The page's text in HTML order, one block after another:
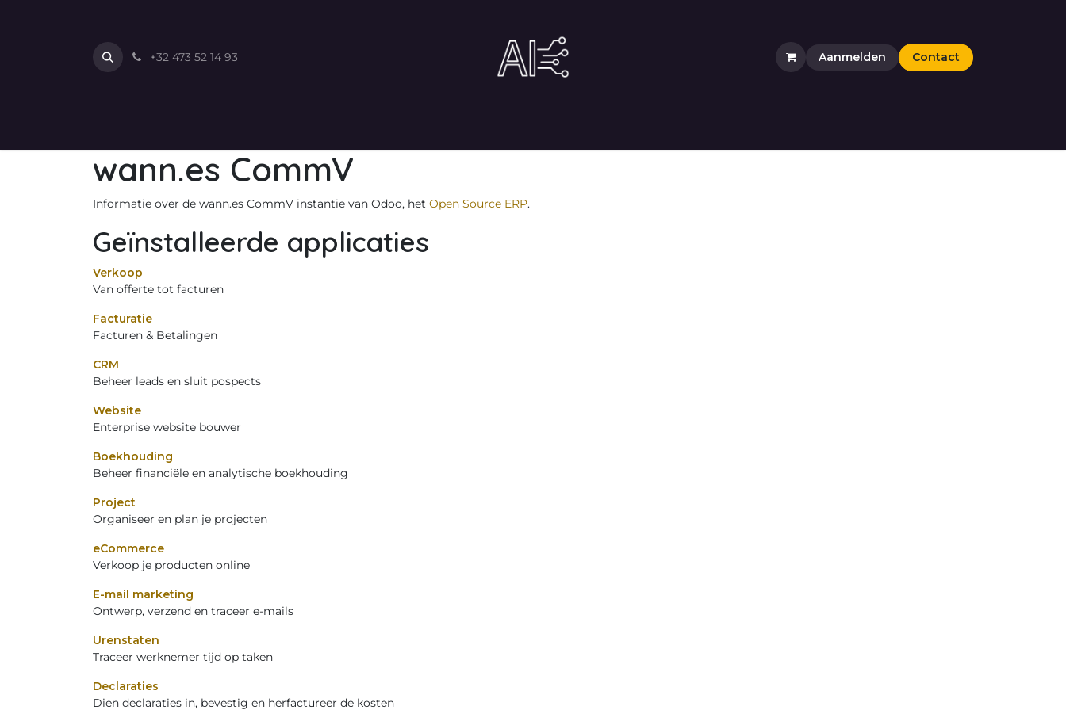
+32 473 52 14 93 Aanmelden Contact
wann.es CommV
Informatie over de wann.es CommV instantie van Odoo, het Open Source ERP.
Geïnstalleerde applicaties
Verkoop
Van offerte tot facturen
Facturatie
Facturen & Betalingen
CRM
Beheer leads en sluit pospects
Website
Enterprise website bouwer
Boekhouding
Beheer financiële en analytische boekhouding
Project
Organiseer en plan je projecten
eCommerce
Verkoop je producten online
E-mail marketing
Ontwerp, verzend en traceer e-mails
Urenstaten
Traceer werknemer tijd op taken
Declaraties
Dien declaraties in, bevestig en herfactureer de kosten